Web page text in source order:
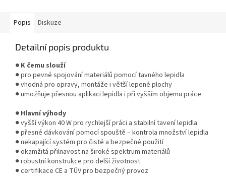
Popis Diskuze
Detailní popis produktu
● K čemu slouží
● pro pevné spojování materiálů pomocí tavného lepidla
● vhodná pro opravy, montáže i větší lepené plochy
● umožňuje přesnou aplikaci lepidla i při vyšším objemu práce
● Hlavní výhody
● vyšší výkon 40 W pro rychlejší práci a stabilní tavení lepidla
● přesné dávkování pomocí spouště – kontrola množství lepidla
● nekapající systém pro čisté a bezpečné použití
● okamžitá přilnavost na široké spektrum materiálů
● robustní konstrukce pro delší životnost
● certifikace CE a TÜV pro bezpečný provoz